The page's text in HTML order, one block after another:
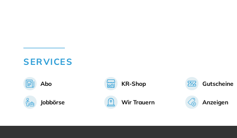
SERVICES
Abo KR-Shop Gutscheine
Jobbörse Wir Trauern Anzeigen